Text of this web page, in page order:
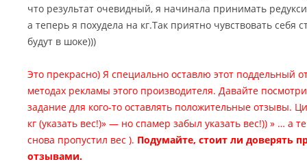
что результат очевидный, я начинала принимать
а теперь я похудела на кг.Так приятно чувствовать себя
будут в шоке)))
Это прекрасно) Я специально оставлю этот поддельный
методах рекламы этого производителя. Давайте
задание для кого-то оставлять положительные отзывы.
кг (указать вес!)» — но спамер забыл указать вес!)) » … а
снова пропустил вес ). Подумайте, стоит ли доверять
отзывами.